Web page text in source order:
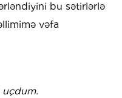
bu sətirlərlə
vəfa